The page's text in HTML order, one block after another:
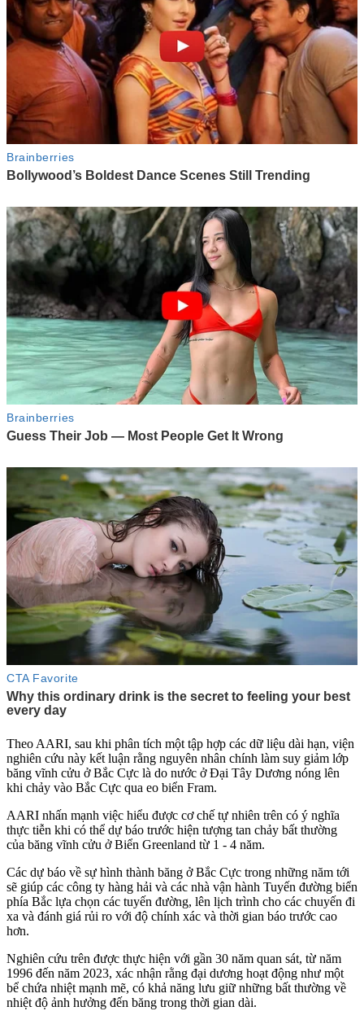
Theo AARI, sau khi phân tích một tập hợp các dữ liệu dài hạn, viện
nghiên cứu này kết luận rằng nguyên nhân chính làm suy giảm lớp
băng vĩnh cửu ở Bắc Cực là do nước ở Đại Tây Dương nóng lên
khi chảy vào Bắc Cực qua eo biển Fram.
AARI nhấn mạnh việc hiểu được cơ chế tự nhiên trên có ý nghĩa
thực tiễn khi có thể dự báo trước hiện tượng tan chảy bất thường
của băng vĩnh cửu ở Biển Greenland từ 1 - 4 năm.
Các dự báo về sự hình thành băng ở Bắc Cực trong những năm tới
sẽ giúp các công ty hàng hải và các nhà vận hành Tuyến đường biển
phía Bắc lựa chọn các tuyến đường, lên lịch trình cho các chuyến đi
xa và đánh giá rủi ro với độ chính xác và thời gian báo trước cao
hơn.
Nghiên cứu trên được thực hiện với gần 30 năm quan sát, từ năm
1996 đến năm 2023, xác nhận rằng đại dương hoạt động như một
bể chứa nhiệt mạnh mẽ, có khả năng lưu giữ những bất thường về
nhiệt độ ảnh hưởng đến băng trong thời gian dài.